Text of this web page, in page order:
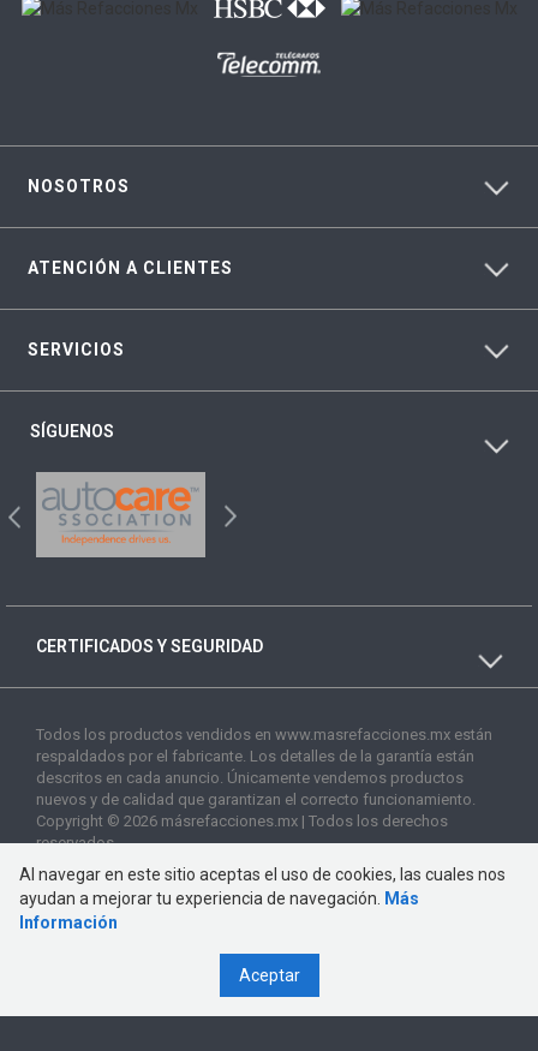
NOSOTROS
ATENCIÓN A CLIENTES
SERVICIOS
SÍGUENOS
CERTIFICADOS Y SEGURIDAD
Todos los productos vendidos en www.masrefacciones.mx están
respaldados por el fabricante. Los detalles de la garantía están
descritos en cada anuncio. Únicamente vendemos productos
nuevos y de calidad que garantizan el correcto funcionamiento.
Copyright © 2026 másrefacciones.mx | Todos los derechos
reservados
Al navegar en este sitio aceptas el uso de cookies, las cuales nos
ayudan a mejorar tu experiencia de navegación.
Más
Información
Aceptar